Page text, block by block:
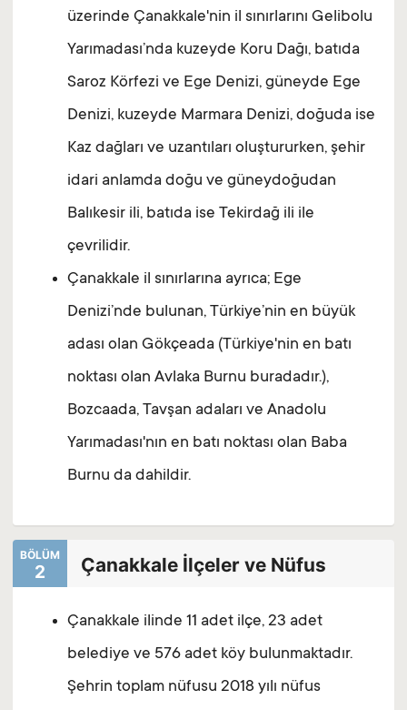
üzerinde Çanakkale'nin il sınırlarını Gelibolu
Yarımadası’nda kuzeyde Koru Dağı, batıda
Saroz Körfezi ve Ege Denizi, güneyde Ege
Denizi, kuzeyde Marmara Denizi, doğuda ise
Kaz dağları ve uzantıları oluştururken, şehir
idari anlamda doğu ve güneydoğudan
Balıkesir ili, batıda ise Tekirdağ ili ile
çevrilidir.
Çanakkale il sınırlarına ayrıca; Ege
Denizi’nde bulunan, Türkiye’nin en büyük
adası olan Gökçeada (Türkiye'nin en batı
noktası olan Avlaka Burnu buradadır.),
Bozcaada, Tavşan adaları ve Anadolu
Yarımadası'nın en batı noktası olan Baba
Burnu da dahildir.
BÖLÜM
2 Çanakkale İlçeler ve Nüfus
Çanakkale ilinde 11 adet ilçe, 23 adet
belediye ve 576 adet köy bulunmaktadır.
Şehrin toplam nüfusu 2018 yılı nüfus